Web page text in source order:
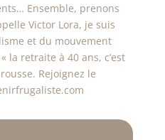
Ensemble, prenons
Victor Lora, je suis
et du mouvement
la retraite à 40 ans, c’est
Rejoignez le